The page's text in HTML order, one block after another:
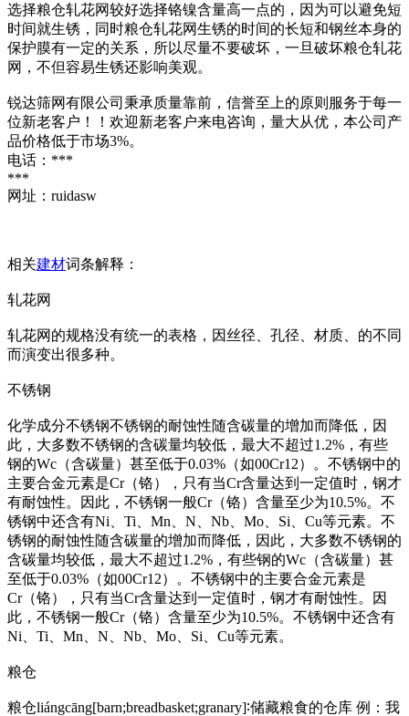
选择粮仓轧花网较好选择铬镍含量高一点的，因为可以避免短
时间就生锈，同时粮仓轧花网生锈的时间的长短和钢丝本身的
保护膜有一定的关系，所以尽量不要破坏，一旦破坏粮仓轧花
网，不但容易生锈还影响美观。
锐达筛网有限公司秉承质量靠前，信誉至上的原则服务于每一
位新老客户！！欢迎新老客户来电咨询，量大从优，本公司产
品价格低于市场3%。
电话：***
***
网址：ruidasw
相关建材词条解释：
轧花网
轧花网的规格没有统一的表格，因丝径、孔径、材质、的不同
而演变出很多种。
不锈钢
化学成分不锈钢不锈钢的耐蚀性随含碳量的增加而降低，因
此，大多数不锈钢的含碳量均较低，最大不超过1.2%，有些
钢的Wc（含碳量）甚至低于0.03%（如00Cr12）。不锈钢中的
主要合金元素是Cr（铬），只有当Cr含量达到一定值时，钢才
有耐蚀性。因此，不锈钢一般Cr（铬）含量至少为10.5%。不
锈钢中还含有Ni、Ti、Mn、N、Nb、Mo、Si、Cu等元素。不
锈钢的耐蚀性随含碳量的增加而降低，因此，大多数不锈钢的
含碳量均较低，最大不超过1.2%，有些钢的Wc（含碳量）甚
至低于0.03%（如00Cr12）。不锈钢中的主要合金元素是
Cr（铬），只有当Cr含量达到一定值时，钢才有耐蚀性。因
此，不锈钢一般Cr（铬）含量至少为10.5%。不锈钢中还含有
Ni、Ti、Mn、N、Nb、Mo、Si、Cu等元素。
粮仓
粮仓liángcāng[barn;breadbasket;granary]∶储藏粮食的仓库 例：我